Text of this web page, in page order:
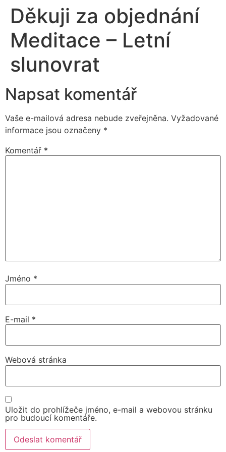
Děkuji za objednání
Meditace – Letní
slunovrat
Napsat komentář
Vaše e-mailová adresa nebude zveřejněna. Vyžadované
informace jsou označeny *
Komentář *
Jméno *
E-mail *
Webová stránka
Uložit do prohlížeče jméno, e-mail a webovou stránku
pro budoucí komentáře.